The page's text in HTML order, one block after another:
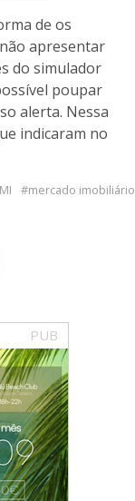
de os
apresentar
do simulador
poupar
alerta. Nessa
indicaram no
mercado imobiliário
PUB